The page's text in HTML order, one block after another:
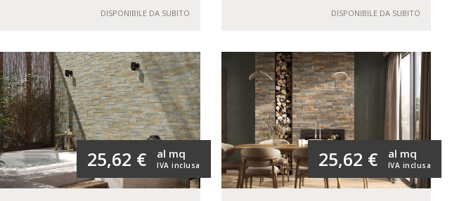
DISPONIBILE DA SUBITO DISPONIBILE DA SUBITO
25,62 € IVA inclusa
al mq 25,62 € IVA inclusa
al mq